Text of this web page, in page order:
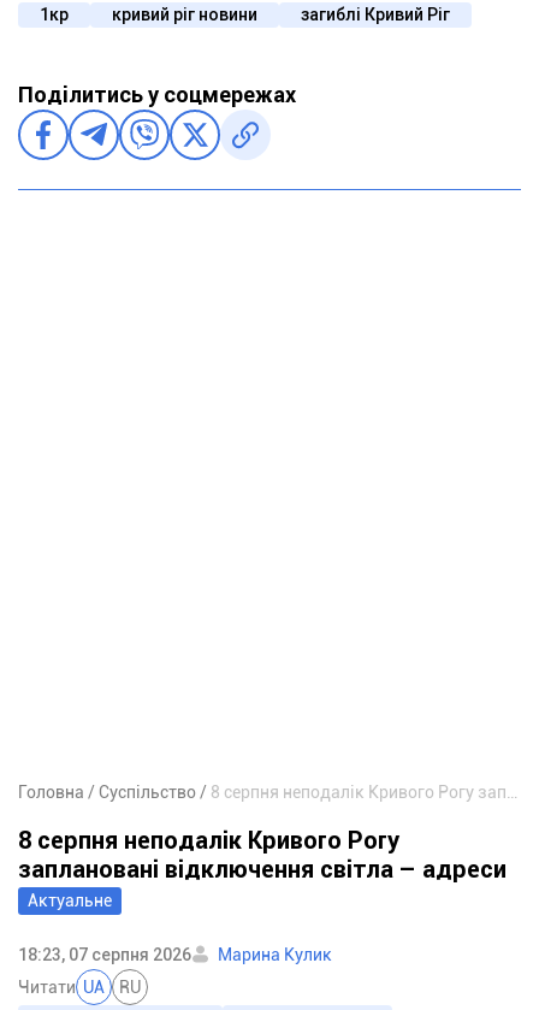
1кр кривий ріг новини загиблі Кривий Ріг
Поділитись у соцмережах
Головна Суспільство
Актуальне
8 серпня неподалік Кривого Рогу
заплановані відключення світла – адреси
18:23, 07 серпня 2026
Марина Кулик
Читати UA RU